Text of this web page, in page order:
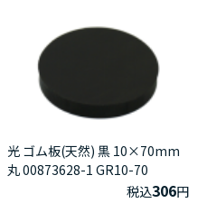
光 ゴム板(天然) 黒 10×70mm
丸 00873628-1 GR10-70
税込306円